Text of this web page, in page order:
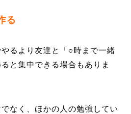
る
るより友達と「○時まで一緒
と集中できる場合もありま
なく、ほかの人の勉強してい